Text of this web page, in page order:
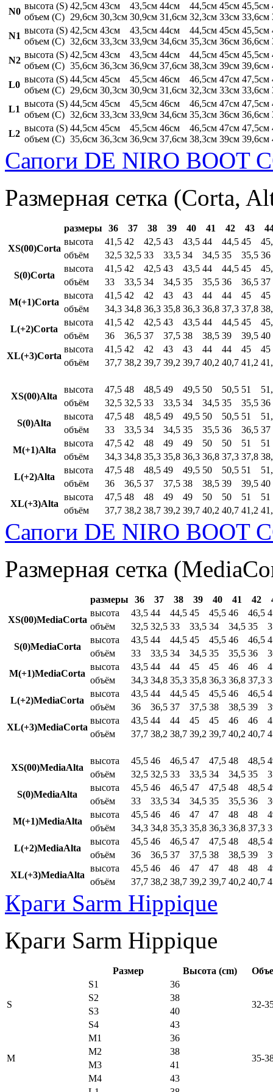
N0
высота (S)
объем (C)
42,5см
29,6см
43см
30,3см
43,5см
30,9см
44см
31,6см
44,5см
32,3см
45см
33см
45,5см
33,6см
N1
высота (S)
объем (C)
42,5см
32,6см
43см
33,3см
43,5см
33,9см
44см
34,6см
44,5см
35,3см
45см
36см
45,5см
36,6см
N2
высота (S)
объем (C)
42,5см
35,6см
43см
36,3см
43,5см
36,9см
44см
37,6см
44,5см
38,3см
45см
39см
45,5см
39,6см
L0
высота (S)
объем (C)
44,5см
29,6см
45см
30,3см
45,5см
30,9см
46см
31,6см
46,5см
32,3см
47см
33см
47,5см
33,6см
L1
высота (S)
объем (C)
44,5см
32,6см
45см
33,3см
45,5см
33,9см
46см
34,6см
46,5см
35,3см
47см
36см
47,5см
36,6см
L2
высота (S)
объем (C)
44,5см
35,6см
45см
36,3см
45,5см
36,9см
46см
37,6см
46,5см
38,3см
47см
39см
47,5см
39,6см
Сапоги DE NIRO BOOT
Размерная сетка (Corta,
размеры 36 37 38 39 40 41 42 43
XS(00)Corta
высота 41,5 42 42,5 43 43,5 44 44,5 45
объём
32,5 32,5 33 33,5 34 34,5 35 35,5 36
S(0)Corta
высота 41,5 42 42,5 43 43,5 44 44,5 45
объём
33 33,5 34 34,5 35 35,5 36 36,5 37
M(+1)Corta
высота 41,5 42 42 43 43 44 44 45
45
объём
34,3 34,8 36,3 35,8 36,3 36,8 37,3 37,8
L(+2)Corta
высота 41,5 42 42,5 43 43,5 44 44,5 45
объём
36 36,5 37 37,5 38 38,5 39 39,5 40
XL(+3)Corta
высота 41,5 42 42 43 43 44 44 45
45
объём
37,7 38,2 39,7 39,2 39,7 40,2 40,7 41,2
XS(00)Alta
высота 47,5 48 48,5 49 49,5 50 50,5 51
объём
32,5 32,5 33 33,5 34 34,5 35 35,5 36
S(0)Alta
высота 47,5 48 48,5 49 49,5 50 50,5 51
объём
33 33,5 34 34,5 35 35,5 36 36,5 37
M(+1)Alta
высота 47,5 42 48 49 49 50 50 51
51
объём
34,3 34,8 35,3 35,8 36,3 36,8 37,3 37,8
L(+2)Alta
высота 47,5 48 48,5 49 49,5 50 50,5 51
объём
36 36,5 37 37,5 38 38,5 39 39,5 40
XL(+3)Alta
высота 47,5 48 48 49 49 50 50 51
51
объём
37,7 38,2 38,7 39,2 39,7 40,2 40,7 41,2
Сапоги DE NIRO BOOT
Размерная сетка
размеры 36 37 38 39 40 41 42
XS(00)MediaCorta
высота 43,5 44 44,5 45 45,5 46 46,5
объём
32,5 32,5 33 33,5 34 34,5 35
S(0)MediaCorta
высота 43,5 44 44,5 45 45,5 46 46,5
объём
33 33,5 34 34,5 35 35,5 36
M(+1)MediaCorta
высота 43,5 44 44 45 45 46 46
объём
34,3 34,8 35,3 35,8 36,3 36,8 37,3
L(+2)MediaCorta
высота 43,5 44 44,5 45 45,5 46 46,5
объём
36 36,5 37 37,5 38 38,5 39
XL(+3)MediaCorta
высота 43,5 44 44 45 45 46 46
объём
37,7 38,2 38,7 39,2 39,7 40,2 40,7
XS(00)MediaAlta
высота 45,5 46 46,5 47 47,5 48 48,5
объём
32,5 32,5 33 33,5 34 34,5 35
S(0)MediaAlta
высота 45,5 46 46,5 47 47,5 48 48,5
объём
33 33,5 34 34,5 35 35,5 36
M(+1)MediaAlta
высота 45,5 46 46 47 47 48 48
объём
34,3 34,8 35,3 35,8 36,3 36,8 37,3
L(+2)MediaAlta
высота 45,5 46 46,5 47 47,5 48 48,5
объём
36 36,5 37 37,5 38 38,5 39
XL(+3)MediaAlta
высота 45,5 46 46 47 47 48 48
объём
37,7 38,2 38,7 39,2 39,7 40,2 40,7
Краги Sarm Hippique
Краги Sarm Hippique
Размер Высота (cm)
S
S1
36
32-
S2
38
S3
40
S4
43
M
M1
36
35-
M2
38
M3
41
M4
43